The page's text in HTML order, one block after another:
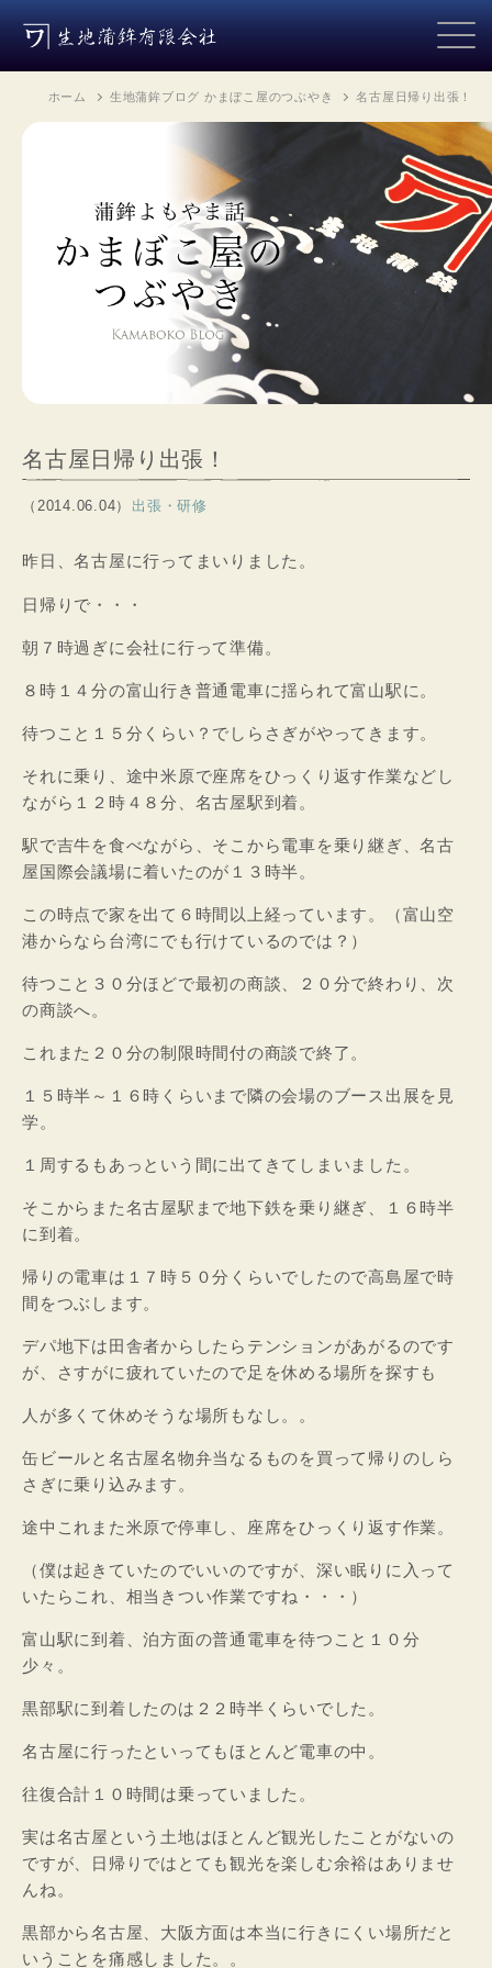
ホーム 生地蒲鉾ブログ かまぼこ屋のつぶやき 名古屋日帰り出張！
名古屋日帰り出張！
（2014.06.04） 出張・研修
昨日、名古屋に行ってまいりました。
日帰りで・・・
朝７時過ぎに会社に行って準備。
８時１４分の富山行き普通電車に揺られて富山駅に。
待つこと１５分くらい？でしらさぎがやってきます。
それに乗り、途中米原で座席をひっくり返す作業などし
ながら１２時４８分、名古屋駅到着。
駅で吉牛を食べながら、そこから電車を乗り継ぎ、名古
屋国際会議場に着いたのが１３時半。
この時点で家を出て６時間以上経っています。（富山空
港からなら台湾にでも行けているのでは？）
待つこと３０分ほどで最初の商談、２０分で終わり、次
の商談へ。
これまた２０分の制限時間付の商談で終了。
１５時半～１６時くらいまで隣の会場のブース出展を見
学。
１周するもあっという間に出てきてしまいました。
そこからまた名古屋駅まで地下鉄を乗り継ぎ、１６時半
に到着。
帰りの電車は１７時５０分くらいでしたので高島屋で時
間をつぶします。
デパ地下は田舎者からしたらテンションがあがるのです
が、さすがに疲れていたので足を休める場所を探すも
人が多くて休めそうな場所もなし。。
缶ビールと名古屋名物弁当なるものを買って帰りのしら
さぎに乗り込みます。
途中これまた米原で停車し、座席をひっくり返す作業。
（僕は起きていたのでいいのですが、深い眠りに入って
いたらこれ、相当きつい作業ですね・・・）
富山駅に到着、泊方面の普通電車を待つこと１０分
少々。
黒部駅に到着したのは２２時半くらいでした。
名古屋に行ったといってもほとんど電車の中。
往復合計１０時間は乗っていました。
実は名古屋という土地はほとんど観光したことがないの
ですが、日帰りではとても観光を楽しむ余裕はありませ
んね。
黒部から名古屋、大阪方面は本当に行きにくい場所だと
いうことを痛感しました。。